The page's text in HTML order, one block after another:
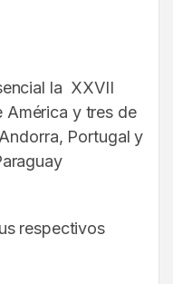
la XXVII
América y tres de
Portugal y
respectivos